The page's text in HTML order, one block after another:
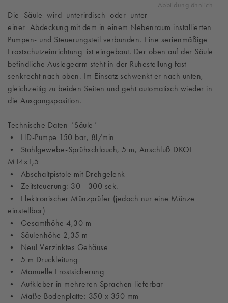
Abbildung ähnlich
Die Säule wird unterirdisch oder unter
einer Abdeckung mit dem in einem Nebenraum installierten
Pumpen- und Steuerungsteil verbunden. Eine serienmäßige
Frostschutzeinrichtung ist eingebaut. Der oben auf der Säule
befindliche Auslegearm steht in der Ruhestellung fast
senkrecht nach oben. Im Einsatz schwenkt er nach unten,
gleichzeitig zu beiden Seiten und geht automatisch wieder in
die Ausgangsposition.
Technische Daten ´Säule´
• HD-Pumpe 150 bar, 8l/min
• Stahlgewebe-Sprühschlauch, 5 m, Anschluß DKOL
M14x1,5
• Abschaltpistole mit Drehgelenk
• Zeitsteuerung: 30 - 300 sek.
• Elektronischer Münzprüfer (jedoch nur eine Münze
einstellbar)
• Gesamthöhe 4,30 m
• Säulenhöhe 2,35 m
• Neu! Verzinktes Gehäuse
• 5 m Druckleitung
• Manuelle Frostsicherung
• Aufkleber in mehreren Sprachen lieferbar
• Maße Bodenplatte: 350 x 350 mm